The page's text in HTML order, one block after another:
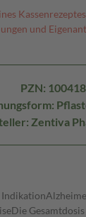
und
PZN:
Zentiva